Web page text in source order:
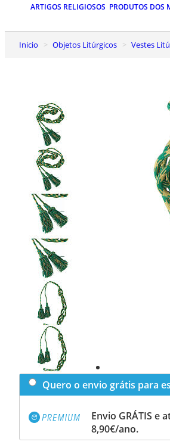
ARTIGOS RELIGIOSOS PRODUTOS DOS
Inicio Objetos Litúrgicos Vestes
Previous
slide
Next
slide
Quero o envio grátis para
Envio GRÁTIS e
8,90€/ano.